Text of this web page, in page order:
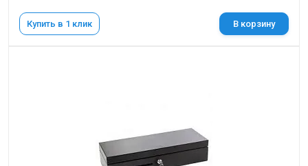
Купить в 1 клик В корзину